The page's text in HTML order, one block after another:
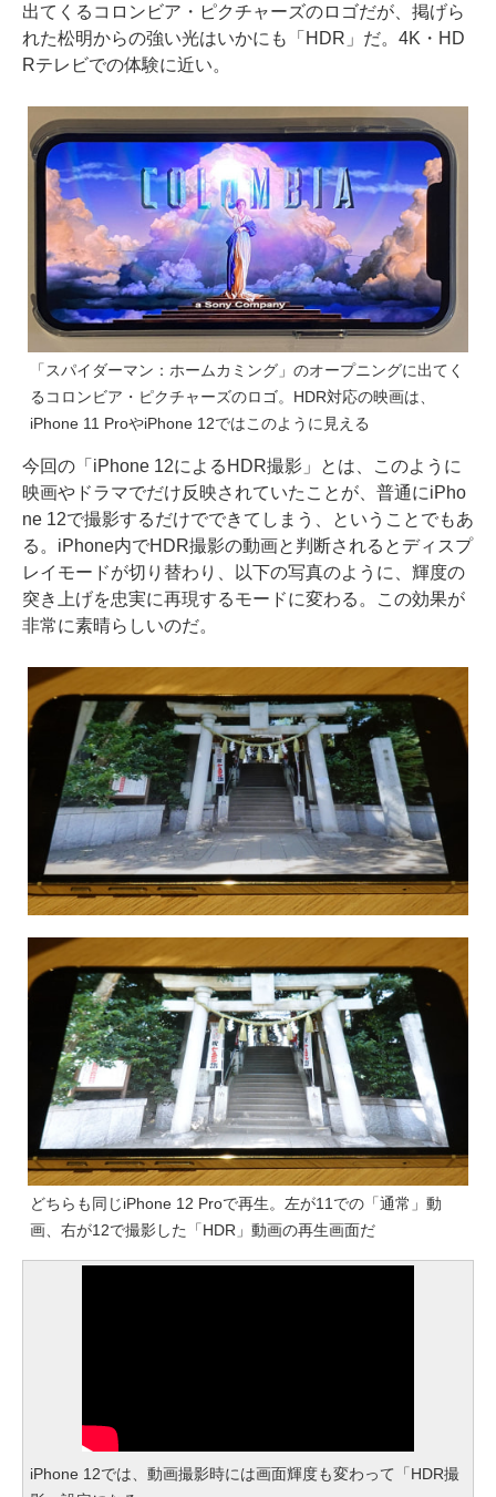
出てくるコロンビア・ピクチャーズのロゴだが、掲げら
れた松明からの強い光はいかにも「HDR」だ。4K・HD
Rテレビでの体験に近い。
「スパイダーマン：ホームカミング」のオープニングに出てく
るコロンビア・ピクチャーズのロゴ。HDR対応の映画は、
iPhone 11 ProやiPhone 12ではこのように見える
今回の「iPhone 12によるHDR撮影」とは、このように
映画やドラマでだけ反映されていたことが、普通にiPho
ne 12で撮影するだけでできてしまう、ということでもあ
る。iPhone内でHDR撮影の動画と判断されるとディスプ
レイモードが切り替わり、以下の写真のように、輝度の
突き上げを忠実に再現するモードに変わる。この効果が
非常に素晴らしいのだ。
どちらも同じiPhone 12 Proで再生。左が11での「通常」動
画、右が12で撮影した「HDR」動画の再生画面だ
iPhone 12では、動画撮影時には画面輝度も変わって「HDR撮